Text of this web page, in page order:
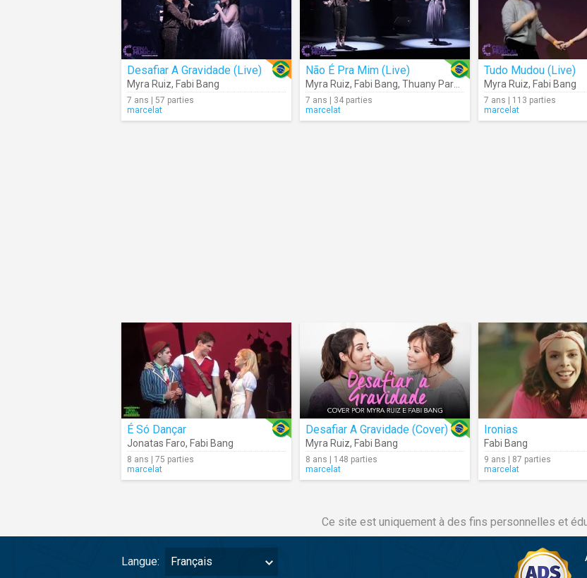
Desafiar A Gravidade (Live)
Myra Ruiz, Fabi Bang
7 ans | 57 parties
marcelat
Não É Pra Mim (Live)
Myra Ruiz, Fabi Bang, Thuany Parente Roberta Jafet
7 ans | 34 parties
marcelat
Tudo Mudou (Live)
Myra Ruiz, Fabi Bang
7 ans | 113 parties
marcelat
É Só Dançar
Jonatas Faro, Fabi Bang
8 ans | 75 parties
marcelat
Desafiar A Gravidade (Cover)
Myra Ruiz, Fabi Bang
8 ans | 148 parties
marcelat
Ironias
Fabi Bang
9 ans | 87 parties
marcelat
Ce site est uniquement à des fins personnelles et
Langue: Français